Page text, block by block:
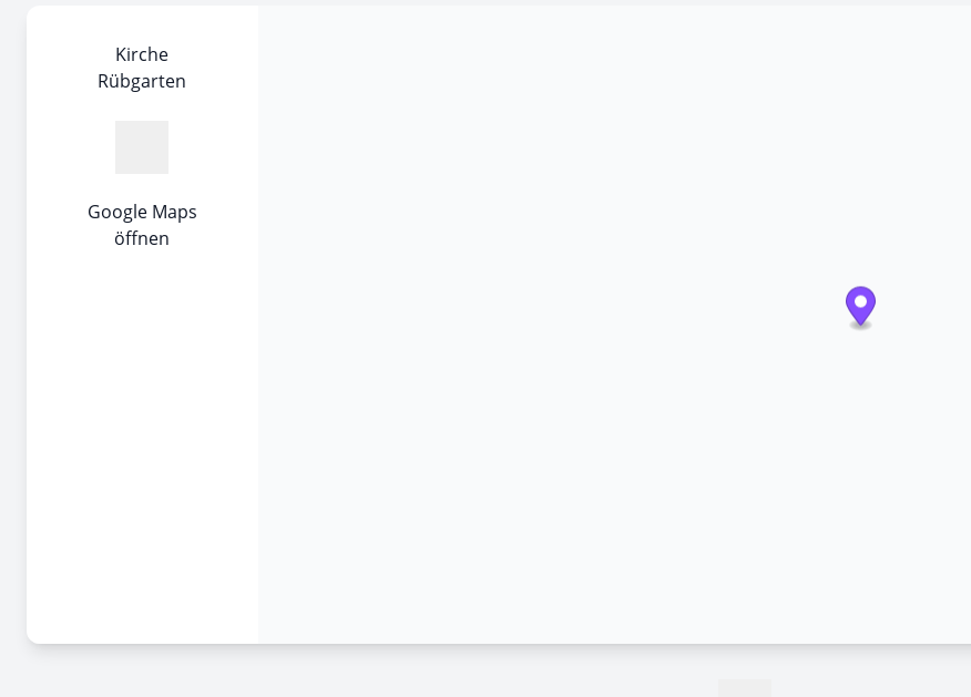
Kirche
Rübgarten
Google Maps
öffnen